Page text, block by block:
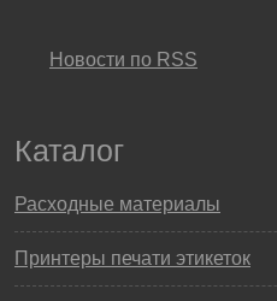
Новости по RSS
Каталог
Расходные материалы
Принтеры печати этикеток